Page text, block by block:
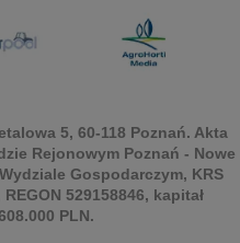
5, 60-118 Poznań. Akta
Rejonowym Poznań - Nowe
Gospodarczym, KRS
529158846, kapitał
PLN.